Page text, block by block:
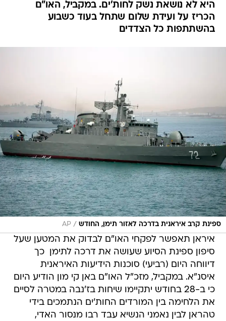
היא לא נושאת נשק לחות'ים. במקביל, האו"ם
הכריז על ועידת שלום שתחל בעוד כשבוע
בהשתתפות כל הצדדים
ספינת קרב איראנית בדרכה לאזור תימן, החודש /
AP
איראן תאפשר לפקחי האו"ם לבדוק את המטען שעל
סיפון ספינת הסיוע שעושה את דרכה לתימן  כך
דיווחה היום (רביעי) סוכנות הידיעות האיראנית
איסנ"א. במקביל, מזכ"ל האו"ם באן קי מון הודיע היום
כי ב-28 בחודש יתקיימו שיחות בז'נבה במטרה לסיים
את הלחימה בין המורדים החות'ים הנתמכים בידי
טהראן לבין נאמני הנשיא עבד רבו מנסור האדי,